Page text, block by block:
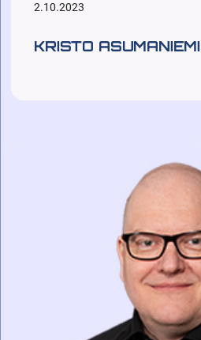
2.10.2023
KRISTO ASUMANIEMI